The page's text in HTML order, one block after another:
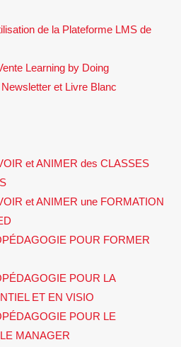
de la Plateforme LMS de
Learning by Doing
et Livre Blanc
et ANIMER des CLASSES
et ANIMER une FORMATION
POUR FORMER
POUR LA
ET EN VISIO
POUR LE
MANAGER